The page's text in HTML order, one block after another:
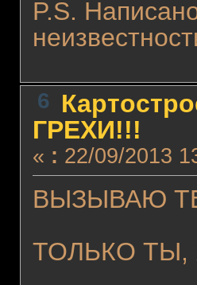
P.S.
6
ГРЕХИ!!!
« : 22/09/2013
ВЫЗЫВАЮ
ТОЛЬКО ТЫ,